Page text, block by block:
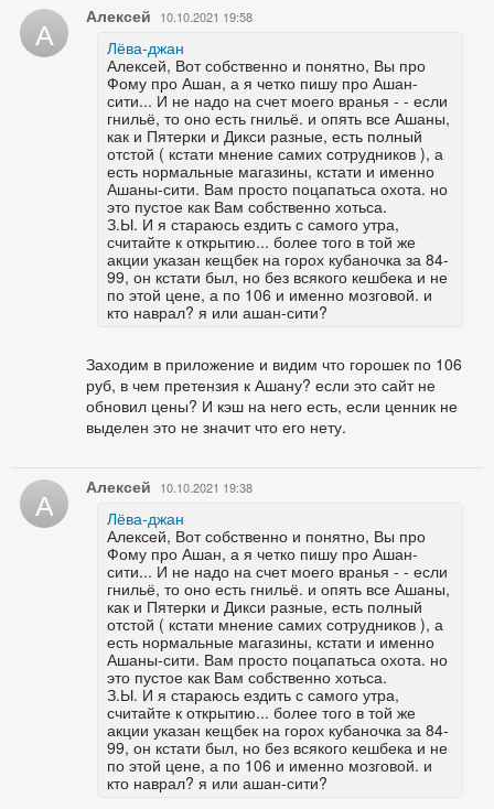
А Алексей 10.10.2021 19:58
Лёва-джан
Алексей, Вот собственно и понятно, Вы про
Фому про Ашан, а я четко пишу про Ашан-
сити... И не надо на счет моего вранья - - если
гнильё, то оно есть гнильё. и опять все Ашаны,
как и Пятерки и Дикси разные, есть полный
отстой ( кстати мнение самих сотрудников ), а
есть нормальные магазины, кстати и именно
Ашаны-сити. Вам просто поцапатьса охота. но
это пустое как Вам собственно хотьса.
З.Ы. И я стараюсь ездить с самого утра,
считайте к открытию... более того в той же
акции указан кещбек на горох кубаночка за 84-
99, он кстати был, но без всякого кешбека и не
по этой цене, а по 106 и именно мозговой. и
кто наврал? я или ашан-сити?
Заходим в приложение и видим что горошек по 106
руб, в чем претензия к Ашану? если это сайт не
обновил цены? И кэш на него есть, если ценник не
выделен это не значит что его нету.
А Алексей 10.10.2021 19:38
Лёва-джан
Алексей, Вот собственно и понятно, Вы про
Фому про Ашан, а я четко пишу про Ашан-
сити... И не надо на счет моего вранья - - если
гнильё, то оно есть гнильё. и опять все Ашаны,
как и Пятерки и Дикси разные, есть полный
отстой ( кстати мнение самих сотрудников ), а
есть нормальные магазины, кстати и именно
Ашаны-сити. Вам просто поцапатьса охота. но
это пустое как Вам собственно хотьса.
З.Ы. И я стараюсь ездить с самого утра,
считайте к открытию... более того в той же
акции указан кещбек на горох кубаночка за 84-
99, он кстати был, но без всякого кешбека и не
по этой цене, а по 106 и именно мозговой. и
кто наврал? я или ашан-сити?